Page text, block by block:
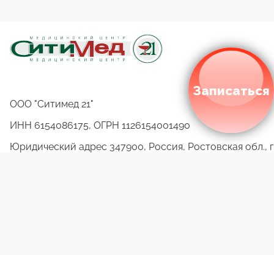
ООО "Ситимед 21"
ИНН 6154086175, ОГРН 1126154001490
Юридический адрес 347900, Россия, Ростовская обл.,
Записаться